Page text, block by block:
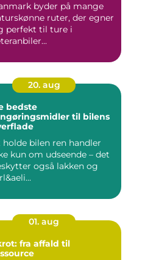
byder på mange
ruter, der egner
perfekt til ture i
20. aug
bedste
til bilens
holde bilen ren handler
kun om udseende – det
også lakken og
01. aug
fra affald til